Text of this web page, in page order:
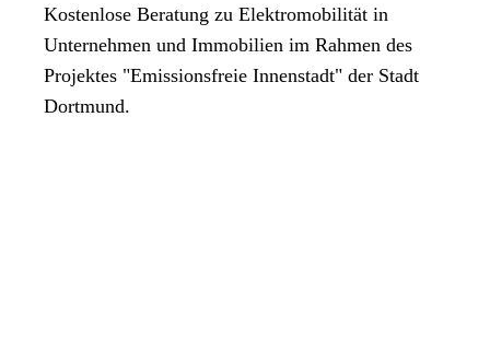
Kostenlose Beratung zu Elektromobilität in
Unternehmen und Immobilien im Rahmen des
Projektes "Emissionsfreie Innenstadt" der Stadt
Dortmund.